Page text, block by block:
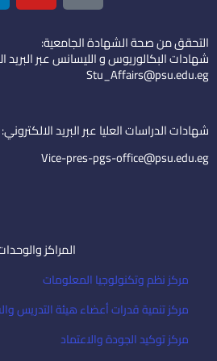
o
n
-
e
i
l
u
u
b
التحقق من صحة الشهادة الجامعية:
شهادات البكالوريوس و الليسانس عبر البريد
Stu_Affairs@psu.edu.eg
شهادات الدراسات العليا عبر البريد الالكتروني:
Vice-pres-pgs-office@psu.edu.eg
المراكز
مركز نظم وتكنولوجيا المعلومات
مركز تنمية قدرات أعضاء هيئة التدريس
مركز توكيد الجودة والاعتماد